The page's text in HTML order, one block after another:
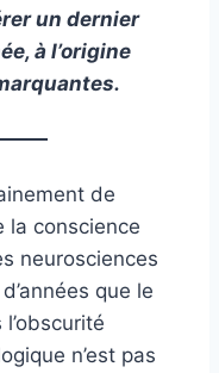
un dernier
à l’origine
de
la conscience
neurosciences
que le
n’est pas